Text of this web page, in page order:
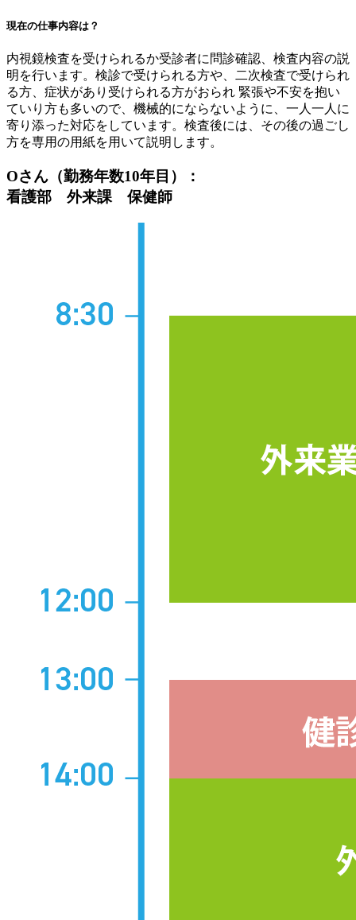
現在の仕事内容は？
内視鏡検査を受けられるか受診者に問診確認、検査内容の説
明を行います。検診で受けられる方や、二次検査で受けられ
る方、症状があり受けられる方がおられ 緊張や不安を抱い
ていり方も多いので、機械的にならないように、一人一人に
寄り添った対応をしています。検査後には、その後の過ごし
方を専用の用紙を用いて説明します。
Oさん（勤務年数10年目）：
看護部 外来課 保健師